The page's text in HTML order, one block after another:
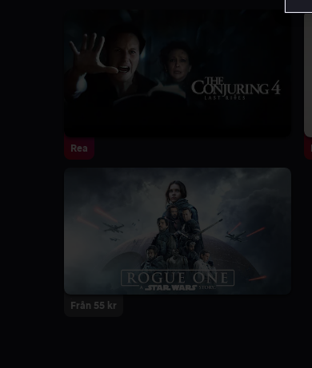
Rea
Från 55 kr